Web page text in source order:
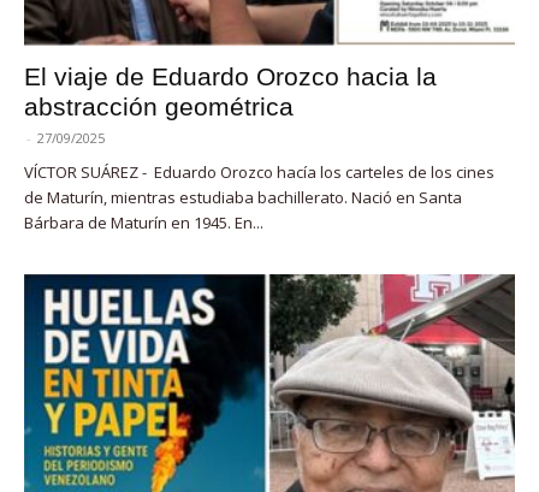
El viaje de Eduardo Orozco hacia la
abstracción geométrica
- 27/09/2025
VÍCTOR SUÁREZ - Eduardo Orozco hacía los carteles de los cines
de Maturín, mientras estudiaba bachillerato. Nació en Santa
Bárbara de Maturín en 1945. En...